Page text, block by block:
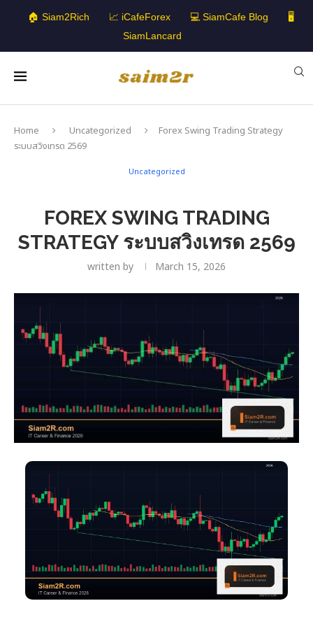
🏠 Siam2Rich 📈 iCafeForex 💻 SiamCafe Blog
🖥️
SiamLancard
Home Uncategorized
Forex Swing Trading Strategy
ระบบสวิงเทรด 2569
Uncategorized
FOREX SWING TRADING
STRATEGY ระบบสวิงเทรด 2569
written by March 15, 2026